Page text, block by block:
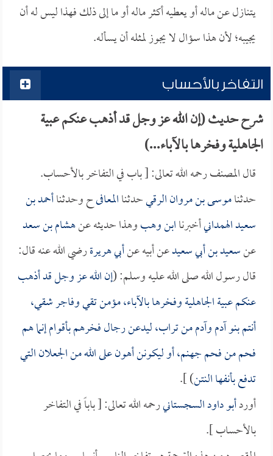
يتنازل عن ماله أو يعطيه أكثر ماله أو ما إلى ذلك فهذا ليس له أن
يجيبه؛ لأن هذا سؤال لا يجوز لمثله أن يسأله.
التفاخر بالأحساب
شرح حديث (إن الله عز وجل قد أذهب عنكم عبية
الجاهلية وفخرها بالآباء...)
قال المصنف رحمه الله تعالى: [ باب في التفاخر بالأحساب.
حدثناموسى بن مروان الرقيحدثناالمعافىح وحدثناأحمد بن
سعيد الهمدانيأخبرناابن وهبوهذا حديثه عنهشام بن سعد
عنسعيد بن أبي سعيدعن أبيه عنأبي هريرةرضي الله عنه قال:
قال رسول الله صلى الله عليه وسلم: (إن الله عز وجل قد أذهب
عنكم عبية الجاهلية وفخرها بالآباء، مؤمن تقي وفاجر شقي،
أنتم بنو آدم وآدم من تراب، ليدعن رجال فخرهم بأقوام إنما هم
فحم من فحم جهنم، أو ليكونن أهون على الله من الجعلان التي
تدفع بأنفها النتن) ].
أوردأبو داود السجستانيرحمه الله تعالى: [ باباً في التفاخر
بالأحساب ].